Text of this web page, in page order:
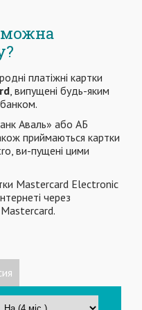
платіжні картки
, випущені будь-яким
Аваль» або АБ
приймаються картки
ви-пущені цими
Mastercard Electronic
через